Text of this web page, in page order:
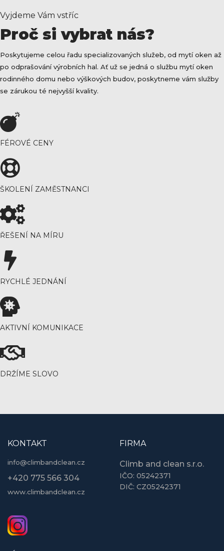
Vyjdeme Vám vstříc
Proč si vybrat nás?
Poskytujeme celou řadu specializovaných služeb, od mytí oken až
po odprašování výrobních hal. Ať už se jedná o službu mytí oken
rodinného domu nebo výškových budov, poskytneme vám služby
se zárukou té nejvyšší kvality.
FÉROVÉ CENY
ŠKOLENÍ ZAMĚSTNANCI
ŘEŠENÍ NA MÍRU
RYCHLÉ JEDNÁNÍ
AKTIVNÍ KOMUNIKACE
DRŽÍME SLOVO
KONTAKT
info@climbandclean.cz
+420 775 566 304
www.climbandclean.cz
FIRMA
Climb and clean s.r.o.
IČO: 05242371
DIČ: CZ05242371